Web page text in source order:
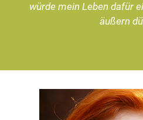
würde mein Leben dafür
äußern